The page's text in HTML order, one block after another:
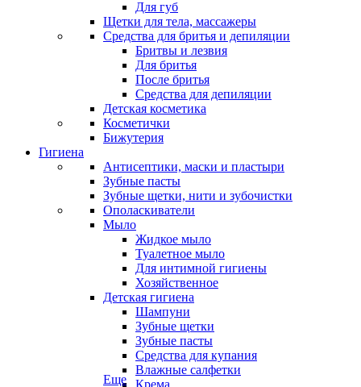
Для губ
Щетки для тела, массажеры
Средства для бритья и депиляции
Бритвы и лезвия
Для бритья
После бритья
Средства для депиляции
Детская косметика
Косметички
Бижутерия
Гигиена
Антисептики, маски и пластыри
Зубные пасты
Зубные щетки, нити и зубочистки
Ополаскиватели
Мыло
Жидкое мыло
Туалетное мыло
Для интимной гигиены
Хозяйственное
Детская гигиена
Шампуни
Зубные щетки
Зубные пасты
Средства для купания
Влажные салфетки
Крема
Еще